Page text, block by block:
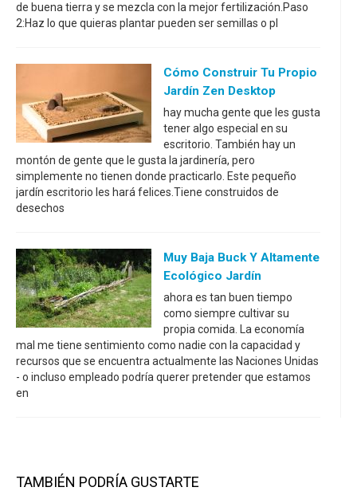
de buena tierra y se mezcla con la mejor fertilización.Paso
2:Haz lo que quieras plantar pueden ser semillas o pl
Cómo Construir Tu Propio
Jardín Zen Desktop
hay mucha gente que les gusta
tener algo especial en su
escritorio. También hay un
montón de gente que le gusta la jardinería, pero
simplemente no tienen donde practicarlo. Este pequeño
jardín escritorio les hará felices.Tiene construidos de
desechos
Muy Baja Buck Y Altamente
Ecológico Jardín
ahora es tan buen tiempo
como siempre cultivar su
propia comida. La economía
mal me tiene sentimiento como nadie con la capacidad y
recursos que se encuentra actualmente las Naciones Unidas
- o incluso empleado podría querer pretender que estamos
en
TAMBIÉN PODRÍA GUSTARTE